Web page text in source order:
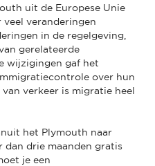
uit de Europese Unie
veel veranderingen
in de regelgeving,
gerelateerde
wijzigingen gaf het
over hun
verkeer is migratie heel
het Plymouth naar
dan drie maanden gratis
je een